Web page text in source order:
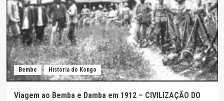
de
1912
–
RELIGIÃO
E
FÉ.
Bembe História do Kongo
Viagem ao Bemba e Damba em 1912 – CIVILIZAÇÃO DO